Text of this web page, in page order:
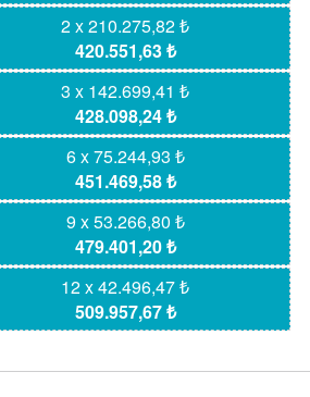
2 x 210.275,82 ₺
420.551,63 ₺
3 x 142.699,41 ₺
428.098,24 ₺
6 x 75.244,93 ₺
451.469,58 ₺
9 x 53.266,80 ₺
479.401,20 ₺
12 x 42.496,47 ₺
509.957,67 ₺